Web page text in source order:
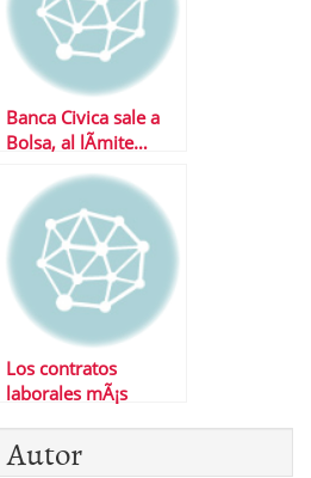
Banca Civica sale a
Bolsa, al lÃ­mite…
Los contratos
laborales mÃ¡s
Autor